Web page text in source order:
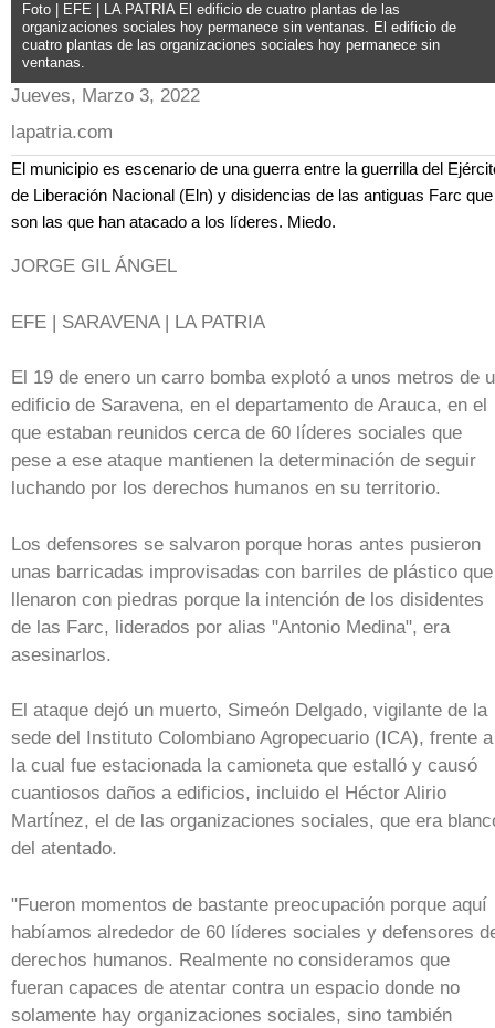
Foto | EFE | LA PATRIA El edificio de cuatro plantas de las
organizaciones sociales hoy permanece sin ventanas. El edificio de
cuatro plantas de las organizaciones sociales hoy permanece sin
ventanas.
Jueves, Marzo 3, 2022
lapatria.com
El municipio es escenario de una guerra entre la guerrilla del
de Liberación Nacional (Eln) y disidencias de las antiguas Farc que
son las que han atacado a los líderes. Miedo.
JORGE GIL ÁNGEL
EFE | SARAVENA | LA PATRIA
El 19 de enero un carro bomba explotó a unos metros de
edificio de Saravena, en el departamento de Arauca, en el
que estaban reunidos cerca de 60 líderes sociales que
pese a ese ataque mantienen la determinación de seguir
luchando por los derechos humanos en su territorio.
Los defensores se salvaron porque horas antes pusieron
unas barricadas improvisadas con barriles de plástico que
llenaron con piedras porque la intención de los disidentes
de las Farc, liderados por alias "Antonio Medina", era
asesinarlos.
El ataque dejó un muerto, Simeón Delgado, vigilante de la
sede del Instituto Colombiano Agropecuario (ICA), frente a
la cual fue estacionada la camioneta que estalló y causó
cuantiosos daños a edificios, incluido el Héctor Alirio
Martínez, el de las organizaciones sociales, que era
del atentado.
"Fueron momentos de bastante preocupación porque aquí
habíamos alrededor de 60 líderes sociales y defensores
derechos humanos. Realmente no consideramos que
fueran capaces de atentar contra un espacio donde no
solamente hay organizaciones sociales, sino también